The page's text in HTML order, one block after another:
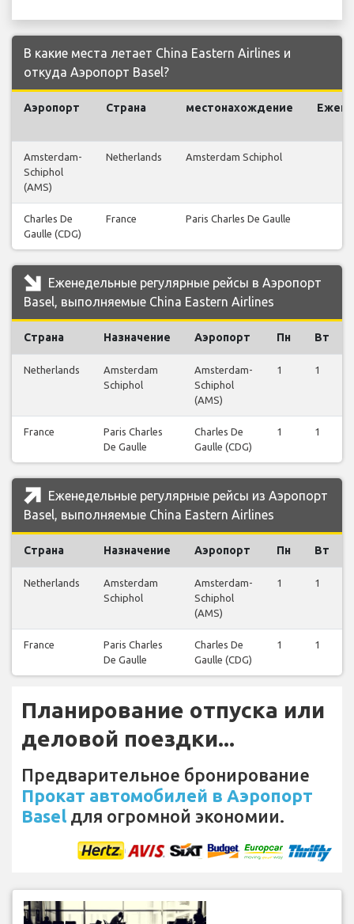
В какие места летает China Eastern Airlines и
откуда Аэропорт Basel?
Аэропорт Страна местонахождение
Amsterdam-
Schiphol
(AMS)
Netherlands Amsterdam Schiphol
Charles De
Gaulle (CDG)
France Paris Charles De Gaulle
Еженедельные регулярные рейсы в Аэропорт
Basel, выполняемые China Eastern Airlines
Страна Назначение Аэропорт Пн Вт
Netherlands
Amsterdam
Schiphol
Amsterdam-
Schiphol
(AMS)
1 1
France
Paris Charles
De Gaulle
Charles De
Gaulle (CDG)
1 1
Еженедельные регулярные рейсы из Аэропорт
Basel, выполняемые China Eastern Airlines
Страна Назначение Аэропорт Пн Вт
Netherlands
Amsterdam
Schiphol
Amsterdam-
Schiphol
(AMS)
1 1
France
Paris Charles
De Gaulle
Charles De
Gaulle (CDG)
1 1
Планирование отпуска или
деловой поездки...
Предварительное бронирование
Прокат автомобилей в Аэропорт
Basel для огромной экономии.